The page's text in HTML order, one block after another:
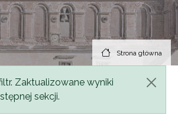
Strona główna
Zaktualizowane wyniki
sekcji.